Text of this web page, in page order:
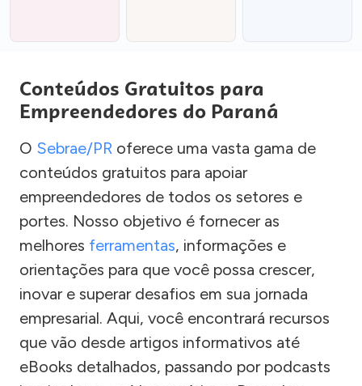
Conteúdos Gratuitos para
Empreendedores do Paraná
O Sebrae/PR oferece uma vasta gama de
conteúdos gratuitos para apoiar
empreendedores de todos os setores e
portes. Nosso objetivo é fornecer as
melhores ferramentas, informações e
orientações para que você possa crescer,
inovar e superar desafios em sua jornada
empresarial. Aqui, você encontrará recursos
que vão desde artigos informativos até
eBooks detalhados, passando por podcasts